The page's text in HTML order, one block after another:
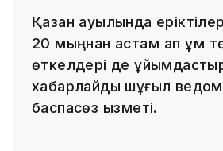
Қазан ауылында
20 мыңнан астам қап құм
өткелдері де
хабарлайды шұғыл
баспасөз қызметі.